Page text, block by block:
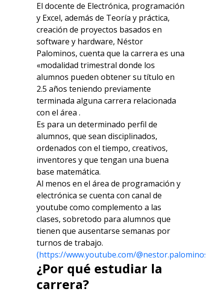
El docente de Electrónica, programación
y Excel, además de Teoría y práctica,
creación de proyectos basados en
software y hardware, Néstor
Palominos, cuenta que la carrera es una
«modalidad trimestral donde los
alumnos pueden obtener su título en
2.5 años teniendo previamente
terminada alguna carrera relacionada
con el área .
Es para un determinado perfil de
alumnos, que sean disciplinados,
ordenados con el tiempo, creativos,
inventores y que tengan una buena
base matemática.
Al menos en el área de programación y
electrónica se cuenta con canal de
youtube como complemento a las
clases, sobretodo para alumnos que
tienen que ausentarse semanas por
turnos de trabajo.
(https://www.youtube.com/@nestor.palominos/
¿Por qué estudiar la
carrera?